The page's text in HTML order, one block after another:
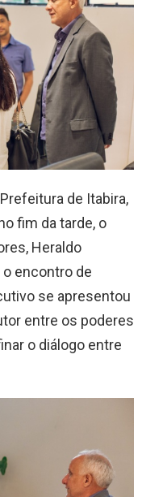
de Itabira,
fim da tarde, o
Heraldo
encontro de
se apresentou
entre os poderes
o diálogo entre